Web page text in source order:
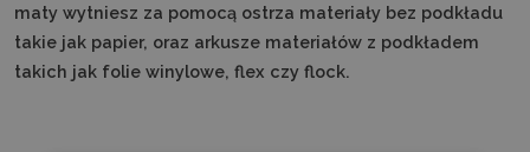
maty wytniesz za pomocą ostrza materiały bez podkładu
takie jak papier, oraz arkusze materiałów z podkładem
takich jak folie winylowe, flex czy flock.